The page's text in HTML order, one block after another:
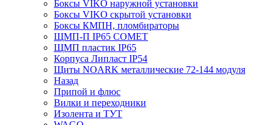
Боксы VIKO наружной установки
Боксы VIKO скрытой установки
Боксы КМПН, пломбираторы
ЩМП-П IP65 COMET
ЩМП пластик IP65
Корпуса Липласт IP54
Щиты NOARK металлические 72-144 модуля
Назад
Припой и флюс
Вилки и переходники
Изолента и ТУТ